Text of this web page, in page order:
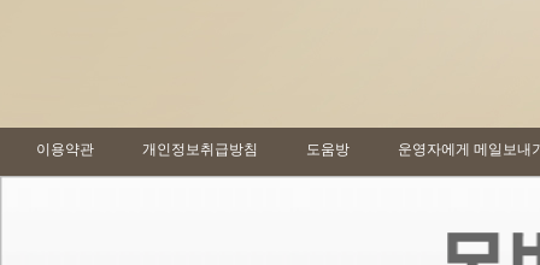
이용약관 개인정보취급방침 도움방 운영자에게 메일보내